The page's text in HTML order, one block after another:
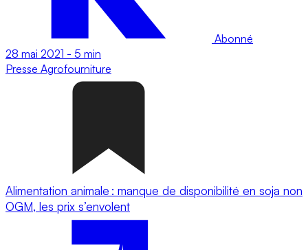
Abonné
28 mai 2021 - 5 min
Presse Agrofourniture
Alimentation animale : manque de disponibilité en soja non
OGM, les prix s’envolent